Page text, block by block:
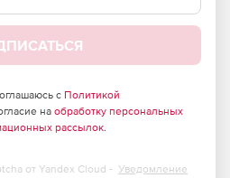
с Политикой
на обработку персональных
рассылок.
от Yandex Cloud - Уведомление